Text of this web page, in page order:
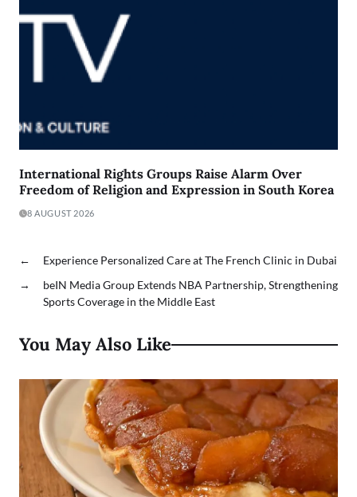
International Rights Groups Raise Alarm Over
Freedom of Religion and Expression in South Korea
8 AUGUST 2026
←
Experience Personalized Care at The French Clinic in Dubai
→
beIN Media Group Extends NBA Partnership, Strengthening
Sports Coverage in the Middle East
You May Also Like